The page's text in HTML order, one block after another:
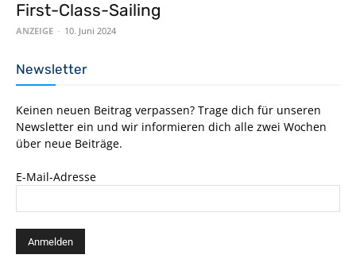
First-Class-Sailing
ANZEIGE - 10. Juni 2024
Newsletter
Keinen neuen Beitrag verpassen? Trage dich für unseren
Newsletter ein und wir informieren dich alle zwei Wochen
über neue Beiträge.
E-Mail-Adresse